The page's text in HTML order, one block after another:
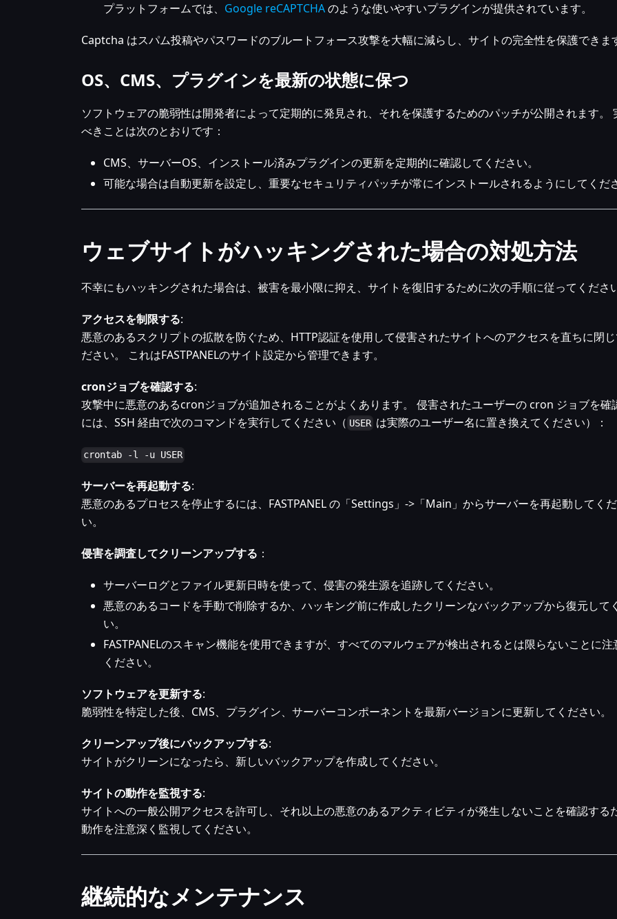
プラットフォームでは、 Google reCAPTCHAのような使いやすいプラグインが提供されています。
Captcha はスパム投稿やパスワードのブルートフォース攻撃を大幅に減らし、サイトの完全性を保護できま
OS、CMS、プラグインを最新の状態に保つ
ソフトウェアの脆弱性は開発者によって定期的に発見され、それを保護するためのパッチが公開されます。
べきことは次のとおりです：
CMS、サーバーOS、インストール済みプラグインの更新を定期的に確認してください。
可能な場合は自動更新を設定し、重要なセキュリティパッチが常にインストールされるようにしてくださ
ウェブサイトがハッキングされた場合の対処方法
不幸にもハッキングされた場合は、被害を最小限に抑え、サイトを復旧するために次の手順に従ってくださ
アクセスを制限する:
悪意のあるスクリプトの拡散を防ぐため、HTTP認証を使用して侵害されたサイトへのアクセスを直ちに閉じ
ださい。 これはFASTPANELのサイト設定から管理できます。
cronジョブを確認する:
攻撃中に悪意のあるcronジョブが追加されることがよくあります。 侵害されたユーザーの cron ジョブを確
には、SSH 経由で次のコマンドを実行してください（ USER は実際のユーザー名に置き換えてください）：
crontab -l -u USER
サーバーを再起動する:
悪意のあるプロセスを停止するには、FASTPANEL の「Settings」->「Main」からサーバーを再起動してく
い。
侵害を調査してクリーンアップする ：
サーバーログとファイル更新日時を使って、侵害の発生源を追跡してください。
悪意のあるコードを手動で削除するか、ハッキング前に作成したクリーンなバックアップから復元して
い。
FASTPANELのスキャン機能を使用できますが、すべてのマルウェアが検出されるとは限らないことに注
ください。
ソフトウェアを更新する:
脆弱性を特定した後、CMS、プラグイン、サーバーコンポーネントを最新バージョンに更新してください。
クリーンアップ後にバックアップする:
サイトがクリーンになったら、新しいバックアップを作成してください。
サイトの動作を監視する:
サイトへの一般公開アクセスを許可し、それ以上の悪意のあるアクティビティが発生しないことを確認するた
動作を注意深く監視してください。
継続的なメンテナンス